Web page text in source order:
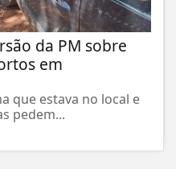
da PM sobre
em
que estava no local e
pedem...